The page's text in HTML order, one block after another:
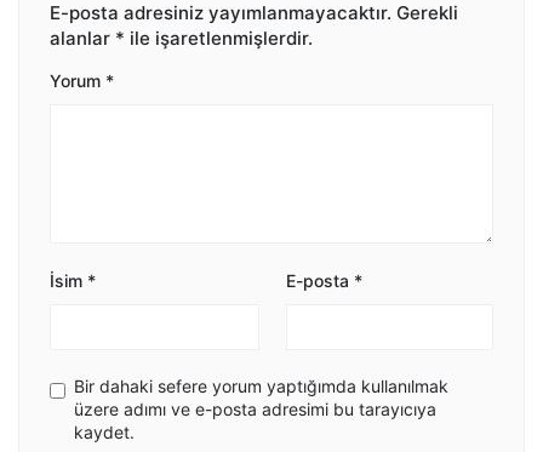
E-posta adresiniz yayımlanmayacaktır. Gerekli
alanlar * ile işaretlenmişlerdir.
Yorum *
İsim * E-posta *
Bir dahaki sefere yorum yaptığımda kullanılmak
üzere adımı ve e-posta adresimi bu tarayıcıya
kaydet.